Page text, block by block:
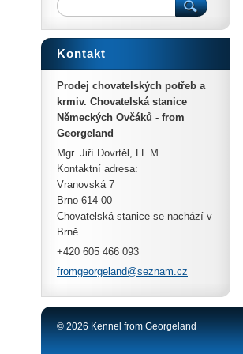
Kontakt
Prodej chovatelských potřeb a
krmiv. Chovatelská stanice
Německých Ovčáků - from
Georgeland
Mgr. Jiří Dovrtěl, LL.M.
Kontaktní adresa:
Vranovská 7
Brno 614 00
Chovatelská stanice se nachází v
Brně.
+420 605 466 093
fromgeorgeland@seznam.cz
© 2026 Kennel from Georgeland